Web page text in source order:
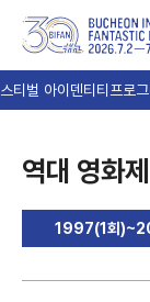
티벌 아이덴티티 프로
역대 영화제
1997(1회